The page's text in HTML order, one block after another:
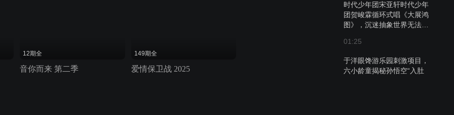
时代少年团宋亚轩时代少年
团贺峻霖循环式唱《大展鸿
图》，沉迷抽象世界无法自
01:25
于洋眼馋游乐园刺激项目，
六小龄童揭秘孙悟空“入肚
12期全
音你而来 第二季
149期全
爱情保卫战 2025